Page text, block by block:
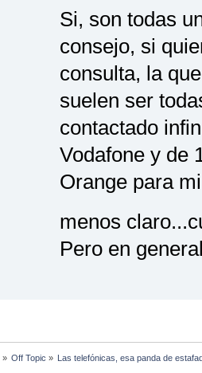
Si, son todas
consejo, si
consulta, la
suelen ser
contactado
Vodafone y de
Orange para
menos
Pero en
» Off Topic » Las telefónicas, esa panda de